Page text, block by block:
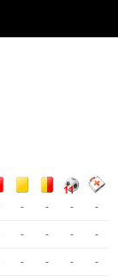
- - - -
- - - -
- - - -